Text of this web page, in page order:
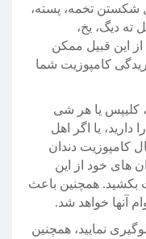
شکستن تخمه، پسته،
ته دیگ، یخ،
این قبیل ممکن
کامپوزیت شما
کلیپس یا هر شی
یا اگر اهل
کامپوزیت دندان
های خود از این
بکشید. همچنین باعث
آنها خواهد شد.
نمایید، همچنین